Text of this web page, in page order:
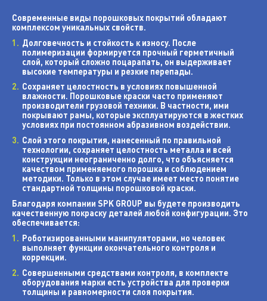
Современные виды порошковых покрытий обладают
комплексом уникальных свойств.
Долговечность и стойкость к износу. После
полимеризации формируется прочный герметичный
слой, который сложно поцарапать, он выдерживает
высокие температуры и резкие перепады.
Сохраняет целостность в условиях повышенной
влажности. Порошковые краски часто применяют
производители грузовой техники. В частности, ими
покрывают рамы, которые эксплуатируются в жестких
условиях при постоянном абразивном воздействии.
Слой этого покрытия, нанесенный по правильной
технологии, сохраняет целостность металла и всей
конструкции неограниченно долго, что объясняется
качеством применяемого порошка и соблюдением
методики. Только в этом случае имеет место понятие
стандартной толщины порошковой краски.
Благодаря компании SPK GROUP вы будете производить
качественную покраску деталей любой конфигурации. Это
обеспечивается:
Роботизированными манипуляторами, но человек
выполняет функции окончательного контроля и
коррекции.
Совершенными средствами контроля, в комплекте
оборудования марки есть устройства для проверки
толщины и равномерности слоя покрытия.